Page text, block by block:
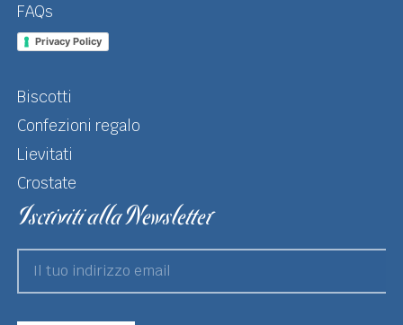
FAQs
Privacy Policy
Biscotti
Confezioni regalo
Lievitati
Crostate
Iscriviti alla Newsletter